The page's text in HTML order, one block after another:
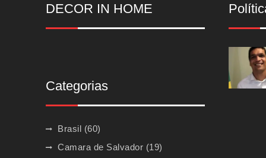
DECOR IN HOME
Categorias
Brasil (60)
Camara de Salvador (19)